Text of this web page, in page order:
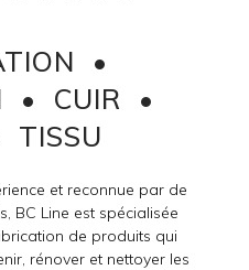
•
• CUIR •
TISSU
et reconnue par de
BC Line est spécialisée
de produits qui
rénover et nettoyer les